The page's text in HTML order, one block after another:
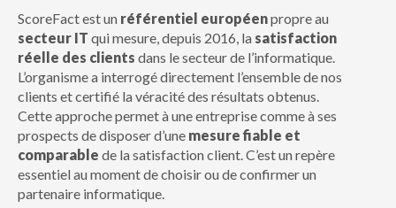
ScoreFact est un référentiel européenpropre au
secteur IT qui mesure, depuis 2016, la satisfaction
réelle des clients dans le secteur de l’informatique.
L’organisme a interrogé directement l’ensemble de nos
clients et certifié la véracité des résultats obtenus.
Cette approche permet à une entreprise comme à ses
prospects de disposer d’une mesure fiable et
comparable de la satisfaction client. C’est un repère
essentiel au moment de choisir ou de confirmer un
partenaire informatique.